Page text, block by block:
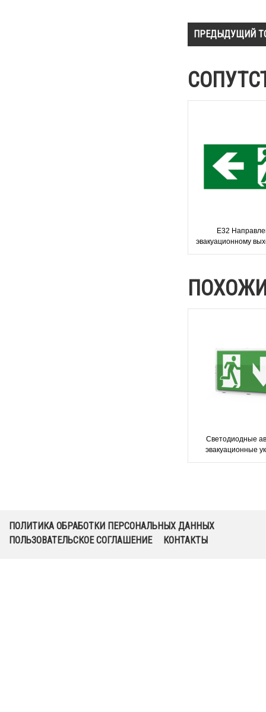
ПРЕДЫДУЩИЙ
Е32
эвакуационному
- современный
Светодиодные
эвакуационные
Moncato OT600-
ПОЛИТИКА ОБРАБОТКИ ПЕРСОНАЛЬНЫХ ДАННЫХ
ПОЛЬЗОВАТЕЛЬСКОЕ СОГЛАШЕНИЕ
КОНТАКТЫ